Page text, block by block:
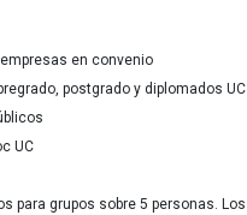
en convenio
postgrado y diplomados UC
UC
para grupos sobre 5 personas. Los